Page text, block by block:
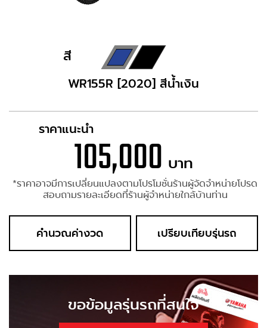
สี
WR155R [2020] สีน้ำเงิน
ราคาแนะนำ
105,000 บาท
*ราคาอาจมีการเปลี่ยนแปลงตามโปรโมชั่นร้านผู้จัดจำหน่ายโปรด
สอบถามรายละเอียดที่ร้านผู้จำหน่ายใกล้บ้านท่าน
คำนวณค่างวด เปรียบเทียบรุ่นรถ
ขอข้อมูลรุ่นรถที่สนใจ